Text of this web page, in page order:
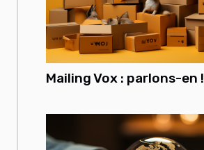
Mailing Vox : parlons-en !